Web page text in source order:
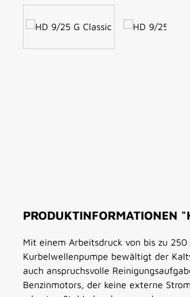
PRODUKTINFORMATIONEN
Mit einem Arbeitsdruck von bis zu
Kurbelwellenpumpe bewältigt der
auch anspruchsvolle
Benzinmotors, der keine externe